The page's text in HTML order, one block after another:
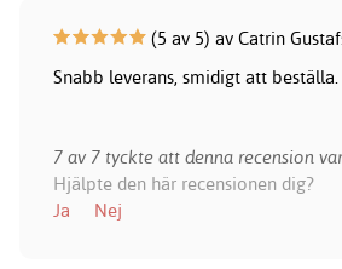
(5 av 5) av Catrin
Snabb leverans, smidigt att beställa.
7 av 7 tyckte att denna recension
Hjälpte den här recensionen dig?
Ja
Nej